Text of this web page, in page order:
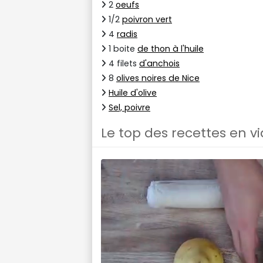
2 oeufs
1/2 poivron vert
4 radis
1 boite de thon à l'huile
4 filets d'anchois
8 olives noires de Nice
Huile d'olive
Sel, poivre
Le top des recettes en